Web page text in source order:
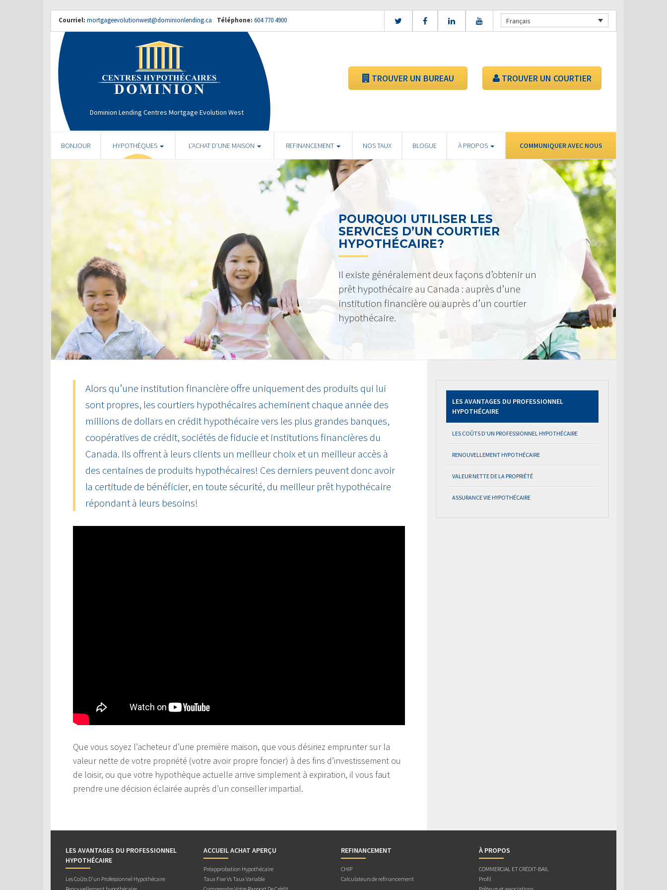
Courriel: mortgageevolutionwest@dominionlending.ca Téléphone: 604 770 4900 Français
Dominion Lending Centres Mortgage Evolution West
TROUVER UN BUREAU TROUVER UN COURTIER
BONJOUR HYPOTHÈQUES L’ACHAT D’UNE MAISON REFINANCEMENT NOS TAUX BLOGUE À PROPOS COMMUNIQUER AVEC NOUS
POURQUOI UTILISER LES
SERVICES D’UN COURTIER
HYPOTHÉCAIRE?
Il existe généralement deux façons d’obtenir un
prêt hypothécaire au Canada : auprès d’une
institution financière ou auprès d’un courtier
hypothécaire.
Alors qu’une institution financière offre uniquement des produits qui lui
sont propres, les courtiers hypothécaires acheminent chaque année des
millions de dollars en crédit hypothécaire vers les plus grandes banques,
coopératives de crédit, sociétés de fiducie et institutions financières du
Canada. Ils offrent à leurs clients un meilleur choix et un meilleur accès à
des centaines de produits hypothécaires! Ces derniers peuvent donc avoir
la certitude de bénéficier, en toute sécurité, du meilleur prêt hypothécaire
répondant à leurs besoins!
Que vous soyez l’acheteur d’une première maison, que vous désiriez emprunter sur la
valeur nette de votre propriété (votre avoir propre foncier) à des fins d’investissement ou
de loisir, ou que votre hypothèque actuelle arrive simplement à expiration, il vous faut
prendre une décision éclairée auprès d’un conseiller impartial.
LES AVANTAGES DU PROFESSIONNEL
HYPOTHÉCAIRE
LES COÛTS D’UN PROFESSIONNEL HYPOTHÉCAIRE
RENOUVELLEMENT HYPOTHÉCAIRE
VALEUR NETTE DE LA PROPRIÉTÉ
ASSURANCE VIE HYPOTHÉCAIRE
LES AVANTAGES DU PROFESSIONNEL
HYPOTHÉCAIRE
Les Coûts D’un Professionnel Hypothécaire
ACCUEIL ACHAT APERÇU
Préapprobation Hypothécaire
Taux Fixe Vs Taux Variable
REFINANCEMENT
CHIP
Calculateurs de refinancement
À PROPOS
COMMERCIAL ET CRÉDIT-BAIL
Profil